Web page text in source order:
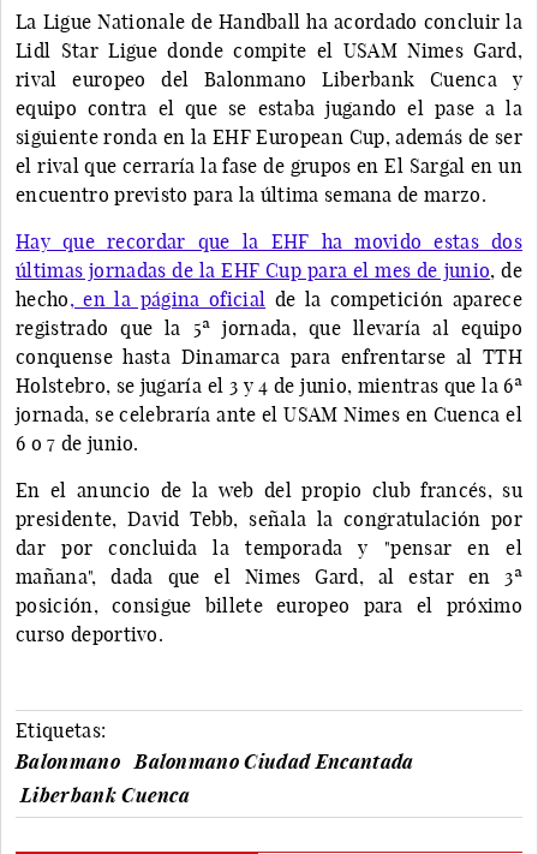
La Ligue Nationale de Handball ha acordado concluir la
Lidl Star Ligue donde compite el USAM Nimes Gard,
rival europeo del Balonmano Liberbank Cuenca y
equipo contra el que se estaba jugando el pase a la
siguiente ronda en la EHF European Cup, además de ser
el rival que cerraría la fase de grupos en El Sargal en un
encuentro previsto para la última semana de marzo.
Hay que recordar que la EHF ha movido estas dos
últimas jornadas de la EHF Cup para el mes de junio, de
hecho, en la página oficial de la competición aparece
registrado que la 5ª jornada, que llevaría al equipo
conquense hasta Dinamarca para enfrentarse al TTH
Holstebro, se jugaría el 3 y 4 de junio, mientras que la 6ª
jornada, se celebraría ante el USAM Nimes en Cuenca el
6 o 7 de junio.
En el anuncio de la web del propio club francés, su
presidente, David Tebb, señala la congratulación por
dar por concluida la temporada y "pensar en el
mañana", dada que el Nimes Gard, al estar en 3ª
posición, consigue billete europeo para el próximo
curso deportivo.
Etiquetas:
Balonmano
Balonmano Ciudad Encantada
Liberbank Cuenca